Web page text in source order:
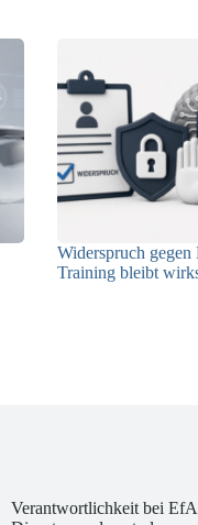
Widerspruch
Training bleibt
Verantwortlichkeit bei